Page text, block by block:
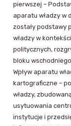
pierwszej –
aparatu władzy w
zostały podstawy
władzy w
politycznych,
bloku
Wpływ aparatu
kartograficzne –
władzy,
usytuowania
instytucje i